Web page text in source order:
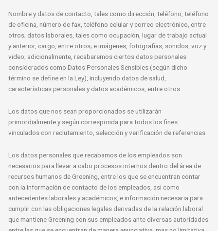
Nombre y datos de contacto, tales como dirección, teléfono, teléfono
de oficina, número de fax, teléfono celular y correo electrónico, entre
otros; datos laborales, tales como ocupación, lugar de trabajo actual
y anterior, cargo, entre otros; e imágenes, fotografías, sonidos, voz y
video; adicionalmente, recabaremos ciertos datos personales
considerados como Datos Personales Sensibles (según dicho
término se define en la Ley), incluyendo datos de salud,
características personales y datos académicos, entre otros.
Los datos que nos sean proporcionados se utilizarán
primordialmente y según corresponda para todos los fines
vinculados con reclutamiento, selección y verificación de referencias.
Los datos personales que recabamos de los empleados son
necesarios para llevar a cabo procesos internos dentro del área de
recursos humanos de Greening, entre los que se encuentran contar
con la información de contacto de los empleados, así como
antecedentes laborales y académicos, e información necesaria para
cumplir con las obligaciones legales derivadas de la relación laboral
que mantiene Greening con sus empleados ante diversas autoridades